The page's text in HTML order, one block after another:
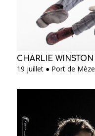
CHARLIE WINSTON
19 juillet ● Port de Mèze